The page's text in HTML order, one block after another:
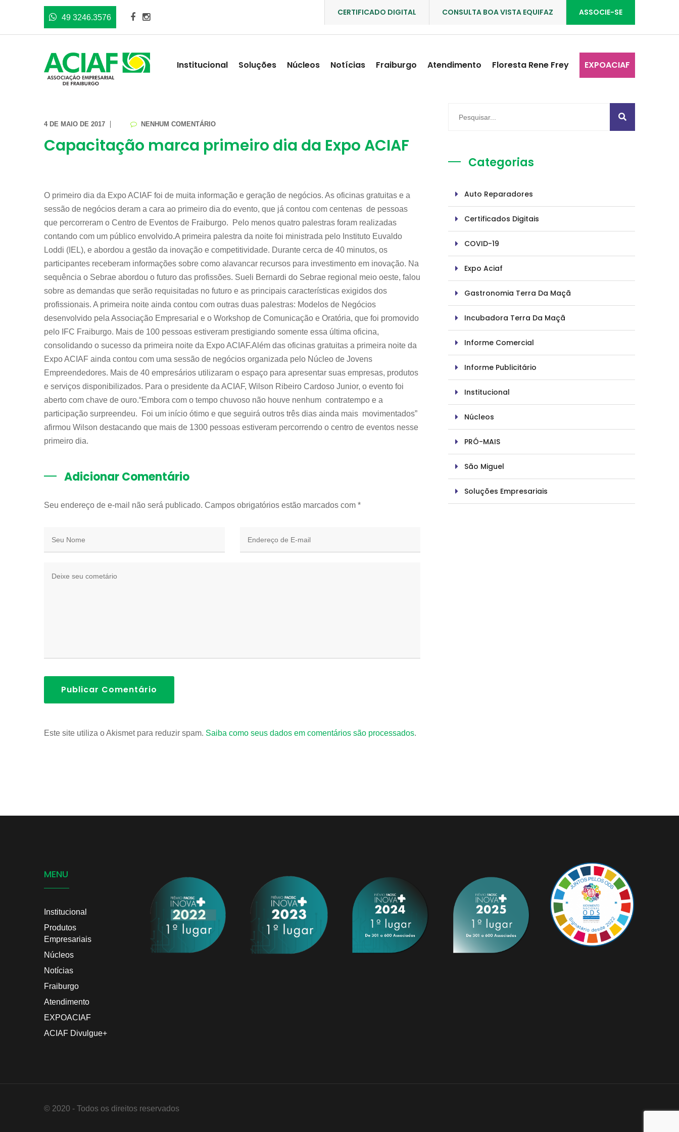
49 3246.3576
ASSOCIE-SE
CONSULTA BOA VISTA EQUIFAZ
CERTIFICADO DIGITAL
Institucional Soluções Núcleos Notícias Fraiburgo Atendimento Floresta Rene Frey EXPOACIAF
4 DE MAIO DE 2017 NENHUM COMENTÁRIO
Capacitação marca primeiro dia da Expo ACIAF
O primeiro dia da Expo ACIAF foi de muita informação e geração de negócios. As oficinas gratuitas e a
sessão de negócios deram a cara ao primeiro dia do evento, que já contou com centenas de pessoas
que percorreram o Centro de Eventos de Fraiburgo. Pelo menos quatro palestras foram realizadas
contando com um público envolvido.A primeira palestra da noite foi ministrada pelo Instituto Euvaldo
Loddi (IEL), e abordou a gestão da inovação e competitividade. Durante cerca de 40 minutos, os
participantes receberam informações sobre como alavancar recursos para investimento em inovação. Na
sequência o Sebrae abordou o futuro das profissões. Sueli Bernardi do Sebrae regional meio oeste, falou
sobre as demandas que serão requisitadas no futuro e as principais características exigidos dos
profissionais. A primeira noite ainda contou com outras duas palestras: Modelos de Negócios
desenvolvido pela Associação Empresarial e o Workshop de Comunicação e Oratória, que foi promovido
pelo IFC Fraiburgo. Mais de 100 pessoas estiveram prestigiando somente essa última oficina,
consolidando o sucesso da primeira noite da Expo ACIAF.Além das oficinas gratuitas a primeira noite da
Expo ACIAF ainda contou com uma sessão de negócios organizada pelo Núcleo de Jovens
Empreendedores. Mais de 40 empresários utilizaram o espaço para apresentar suas empresas, produtos
e serviços disponibilizados. Para o presidente da ACIAF, Wilson Ribeiro Cardoso Junior, o evento foi
aberto com chave de ouro.“Embora com o tempo chuvoso não houve nenhum contratempo e a
participação surpreendeu. Foi um início ótimo e que seguirá outros três dias ainda mais movimentados”
afirmou Wilson destacando que mais de 1300 pessoas estiveram percorrendo o centro de eventos nesse
primeiro dia.
Adicionar Comentário
Seu endereço de e-mail não será publicado. Campos obrigatórios estão marcados com *
Publicar Comentário
Este site utiliza o Akismet para reduzir spam. Saiba como seus dados em comentários são processados.
Categorias
Auto Reparadores
Certificados Digitais
COVID-19
Expo Aciaf
Gastronomia Terra Da Maçã
Incubadora Terra Da Maçã
Informe Comercial
Informe Publicitário
Institucional
Núcleos
PRÓ-MAIS
São Miguel
Soluções Empresariais
MENU
Institucional
Produtos
Empresariais
Núcleos
Notícias
Fraiburgo
Atendimento
EXPOACIAF
ACIAF Divulgue+
© 2020 - Todos os direitos reservados